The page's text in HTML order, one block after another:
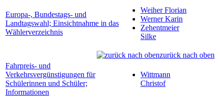
Europa-, Bundestags- und
Landtagswahl; Einsichtnahme in das
Wählerverzeichnis
Weiher Florian
Werner Karin
Zehentmeier
Silke
zurück nach oben
Fahrpreis- und
Verkehrsvergünstigungen für
Schülerinnen und Schüler;
Informationen
Wittmann
Christof